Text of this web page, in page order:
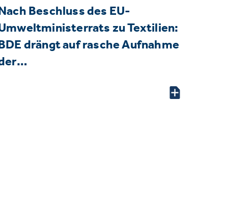
Beschluss des EU-
zu Textilien:
drängt auf rasche Aufnahme